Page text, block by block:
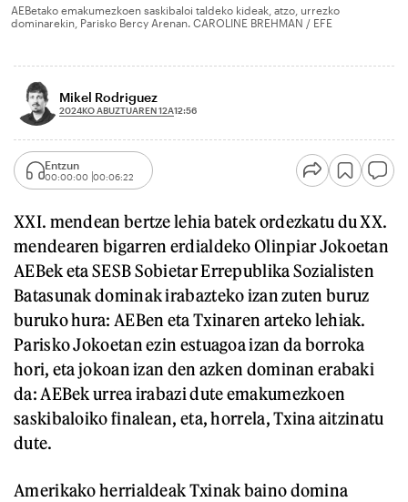
AEBetako emakumezkoen saskibaloi taldeko kideak, atzo, urrezko
dominarekin, Parisko Bercy Arenan. CAROLINE BREHMAN / EFE
Mikel Rodriguez
2024KO ABUZTUAREN 12A12:56
Entzun
00:00:00 00:06:22
XXI. mendean bertze lehia batek ordezkatu du XX.
mendearen bigarren erdialdeko Olinpiar Jokoetan
AEBek eta SESB Sobietar Errepublika Sozialisten
Batasunak dominak irabazteko izan zuten buruz
buruko hura: AEBen eta Txinaren arteko lehiak.
Parisko Jokoetan ezin estuagoa izan da borroka
hori, eta jokoan izan den azken dominan erabaki
da: AEBek urrea irabazi dute emakumezkoen
saskibaloiko finalean, eta, horrela, Txina aitzinatu
dute.
Amerikako herrialdeak Txinak baino domina